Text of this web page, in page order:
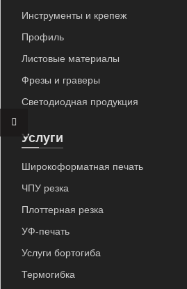
Инструменты и крепеж
Профиль
Листовые материалы
Фрезы и граверы
Светодиодная продукция
Услуги
Широкоформатная печать
ЧПУ резка
Плоттерная резка
УФ-печать
Услуги бортогиба
Термогибка